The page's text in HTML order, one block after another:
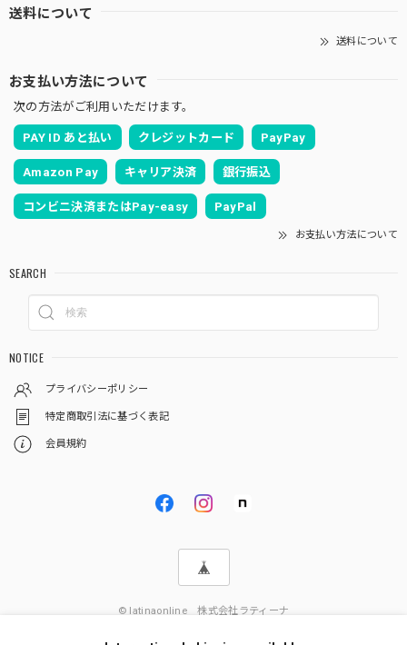
送料について
送料について
お支払い方法について
次の方法がご利用いただけます。
PAY ID あと払い クレジットカード PayPay
Amazon Pay キャリア決済 銀行振込
コンビニ決済またはPay-easy PayPal
お支払い方法について
SEARCH
NOTICE
プライバシーポリシー
特定商取引法に基づく表記
会員規約
© latinaonline 株式会社ラティーナ